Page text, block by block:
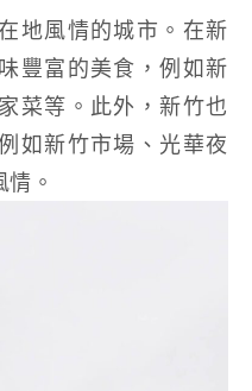
地風情的城市。在新
豐富的美食，例如新
菜等。此外，新竹也
如新竹市場、光華夜
。